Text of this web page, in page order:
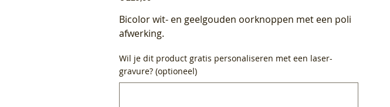
Bicolor wit- en geelgouden oorknoppen met een poli
afwerking.
Wil je dit product gratis personaliseren met een laser-
gravure? (optioneel)